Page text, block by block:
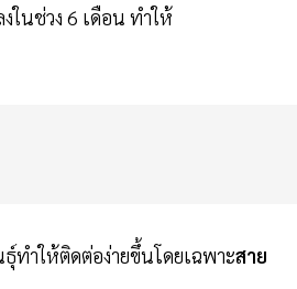
นช่วง 6 เดือน ทำให้
ทำให้ติดต่อง่ายขึ้นโดยเฉพาะสาย